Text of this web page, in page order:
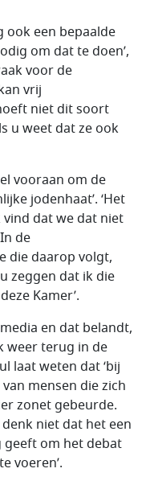
ook een bepaalde
om dat te doen’,
voor de
vrij
niet dit soort
u weet dat ze ook
vooraan om de
jodenhaat’. ‘Het
dat we dat niet
de
die daarop volgt,
zeggen dat ik die
Kamer’.
en dat belandt,
weer terug in de
laat weten dat ‘bij
mensen die zich
zonet gebeurde.
niet dat het een
geeft om het debat
voeren’.